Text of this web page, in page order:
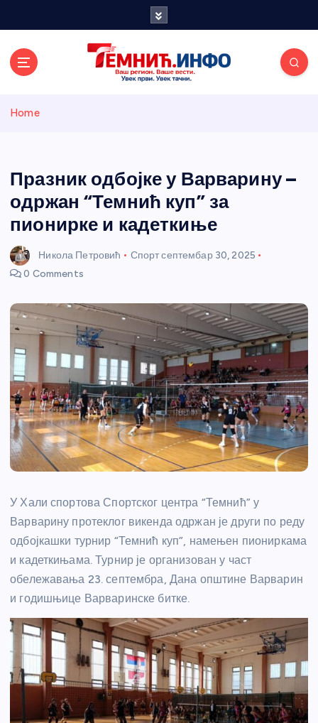
и портал
Home
Празник одбојке у Варварину –
одржан “Темнић куп” за
пионирке и кадеткиње
Никола Петровић Спорт септембар 30, 2025
0 Comments
У Хали спортова Спортског центра “Темнић” у
Варварину протеклог викенда одржан је други по реду
одбојкашки турнир “Темнић куп”, намењен пиониркама
и кадеткињама. Турнир је организован у част
обележавања 23. септембра, Дана општине Варварин
и годишњице Варваринске битке.